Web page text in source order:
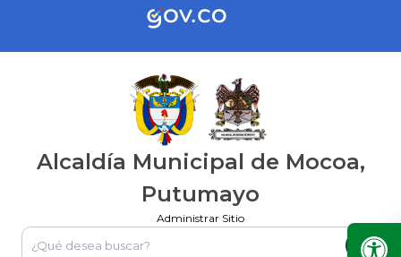
Alcaldía Municipal de Mocoa,
Putumayo
Administrar Sitio